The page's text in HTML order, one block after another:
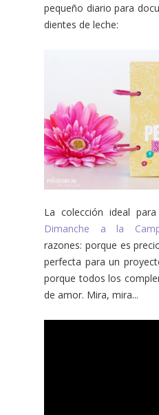
pequeño diario para
dientes de leche:
La colección ideal
Dimanche a la
razones: porque es
perfecta para un
porque todos los
de amor. Mira, mira...